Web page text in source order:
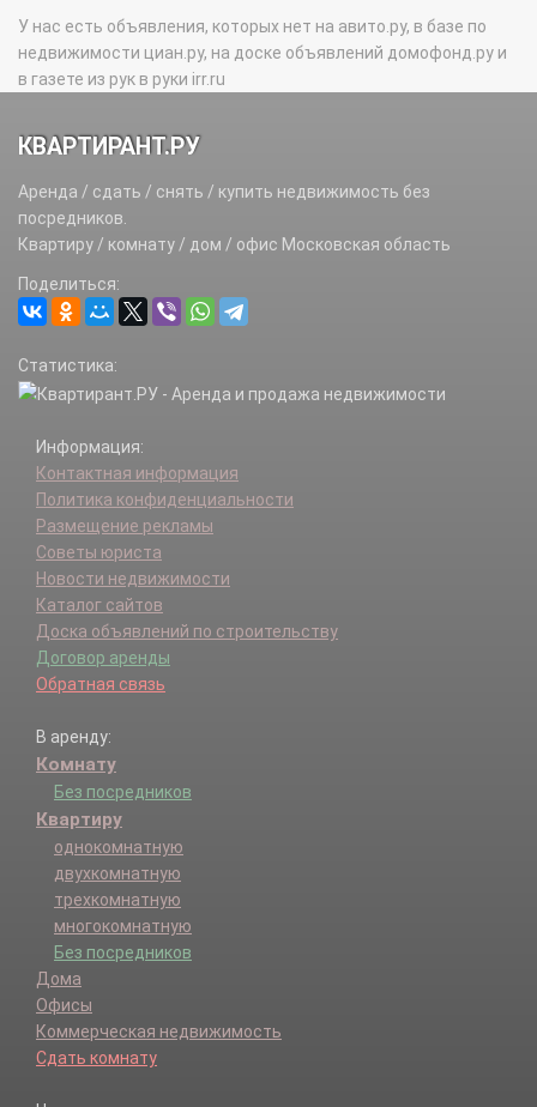
У нас есть объявления, которых нет на авито.ру, в базе по
недвижимости циан.ру, на доске объявлений домофонд.ру и
в газете из рук в руки irr.ru
КВАРТИРАНТ.РУ
Аренда / сдать / снять / купить недвижимость без
посредников.
Квартиру / комнату / дом / офис Московская область
Поделиться:
Статистика:
Информация:
Контактная информация
Политика конфиденциальности
Размещение рекламы
Советы юриста
Новости недвижимости
Каталог сайтов
Доска объявлений по строительству
Договор аренды
Обратная связь
В аренду:
Комнату
Без посредников
Квартиру
однокомнатную
двухкомнатную
трехкомнатную
многокомнатную
Без посредников
Дома
Офисы
Коммерческая недвижимость
Сдать комнату